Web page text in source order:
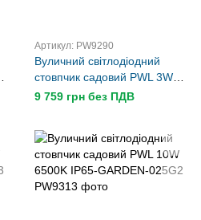
Артикул: PW9290
Вуличний світлодіодний
стовпчик садовий PWL 3W
6500K IP65-GARDEN-023l1
9 759 грн без ПДВ